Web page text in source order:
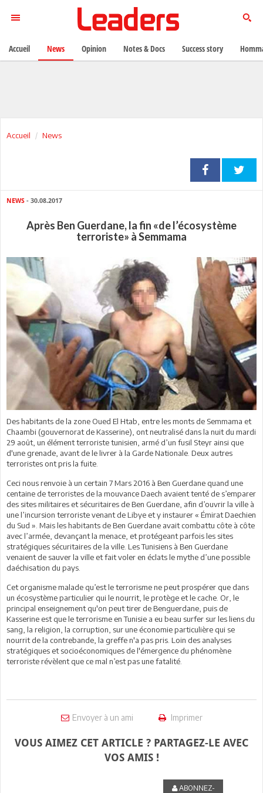
Accueil News
NEWS - 30.08.2017
Après Ben Guerdane, la fin «de l’écosystème
terroriste» à Semmama
Des habitants de la zone Oued El Htab, entre les monts de Semmama et
Chaambi (gouvernorat de Kasserine), ont neutralisé dans la nuit du mardi
29 août, un élément terroriste tunisien, armé d’un fusil Steyr ainsi que
d'une grenade, avant de le livrer à la Garde Nationale. Deux autres
terroristes ont pris la fuite.
Ceci nous renvoie à un certain 7 Mars 2016 à Ben Guerdane quand une
centaine de terroristes de la mouvance Daech avaient tenté de s’emparer
des sites militaires et sécuritaires de Ben Guerdane, afin d’ouvrir la ville à
une l’incursion terroriste venant de Libye et y instaurer « Émirat Daechien
du Sud ». Mais les habitants de Ben Guerdane avait combattu côte à côte
avec l’armée, devançant la menace, et protégeant parfois les sites
stratégiques sécuritaires de la ville. Les Tunisiens à Ben Guerdane
venaient de sauver la ville et fait voler en éclats le mythe d’une possible
daéchisation du pays.
Cet organisme malade qu’est le terrorisme ne peut prospérer que dans
un écosystème particulier qui le nourrit, le protège et le cache. Or, le
principal enseignement qu'on peut tirer de Benguerdane, puis de
Kasserine est que le terrorisme en Tunisie a eu beau surfer sur les liens du
sang, la religion, la corruption, sur une économie particulière qui se
nourrit de la contrebande, la greffe n'a pas pris. Loin des analyses
stratégiques et socioéconomiques de l'émergence du phénomène
terroriste révèlent que ce mal n’est pas une fatalité.
Envoyer à un ami Imprimer
VOUS AIMEZ CET ARTICLE ? PARTAGEZ-LE AVEC
VOS AMIS !
ABONNEZ-
Accueil News Opinion Notes & Docs Success story